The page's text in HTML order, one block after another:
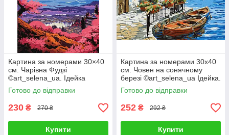
Картина за номерами 30×40
см. Чарівна Фудзі
©art_selena_ua. Ідейка
КНО2900
Готово до відправки
230 ₴ 270 ₴
Купити
Картина за номерами 30х40
см. Човен на сонячному
березі ©art_selena_ua Ідейка.
KHO6466
Готово до відправки
252 ₴ 292 ₴
Купити